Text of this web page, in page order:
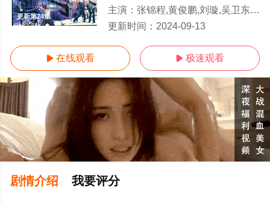
更新第24集
主演： 张锦程,黄俊鹏,刘璇,吴卫东,杨子淇
更新时间： 2024-09-13
 在线观看  极速观看
剧情介绍 我要评分